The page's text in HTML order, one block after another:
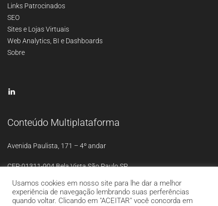
Links Patrocinados
SEO
Sites e Lojas Virtuais
Web Analytics, BI e Dashboards
Sobre
Conteúdo Multiplataforma
Avenida Paulista, 171 – 4º andar
CEP:01311-904 Bela Vista São Paulo SP
Usamos cookies em nosso site para lhe dar a melhor
experiência de navegação lembrando suas perferências
quando voltar. Clicando em "ACEITAR" você concorda em